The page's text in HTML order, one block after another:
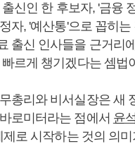
신인 한 후보자, '금융
자, '예산통'으로 꼽히
출신 인사들을 근거리
르게 챙기겠다는 셈법
총리와 비서실장은 새
로미터라는 점에서 윤
제로 시작하는 것의 의